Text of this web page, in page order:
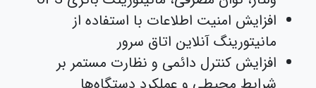
افزایش امنیت اطلاعات با استفاده از
مانیتورینگ آنلاین اتاق سرور
افزایش کنترل دائمی و نظارت مستمر بر